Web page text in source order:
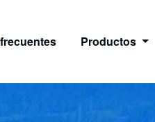
Productos